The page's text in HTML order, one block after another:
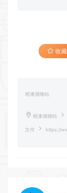
收
相逢储物站
相逢储物站
文件 https://